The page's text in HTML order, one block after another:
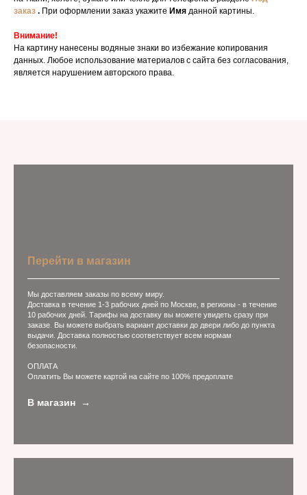
заказ . При оформлении заказ укажите Имя данной картины.
Внимание!
На картину нанесены водяные знаки во избежание копирования
данных. Любое использование материалов с сайта без согласования,
является нарушением авторского права.
Перейти в магазин
Мы доставляем заказы по всему миру.
Доставка в течение 1-3 рабочих дней по Москве, в регионы - в течение
10 рабочих дней. Тарифы на доставку вы можете увидеть сразу при
заказе. Вы можете выбрать вариант доставки до двери либо до пункта
выдачи. Доставка полностью соответствует всем нормам
безопасности.
ОПЛАТА
Оплатить Вы можете картой на сайте по 100% предоплате
В магазин